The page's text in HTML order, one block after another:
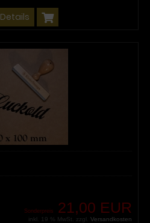
Details
Sonderpreis 21,00 EUR
inkl. 19 % MwSt. zzgl. Versandkosten